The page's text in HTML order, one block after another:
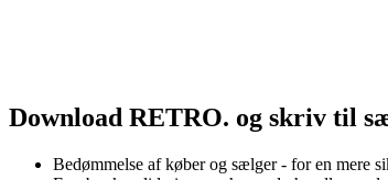
Download RETRO. og skriv til
Bedømmelse af køber og sælger - for en mere